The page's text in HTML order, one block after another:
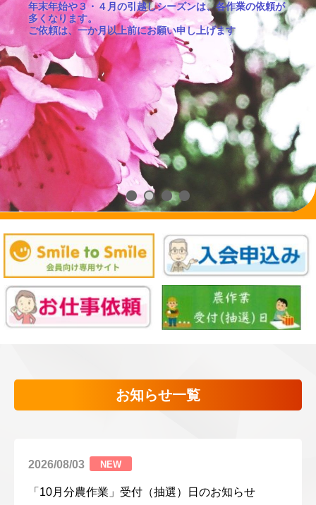
年末年始や３・４月の引越しシーズンは、各作業の依頼が
多くなります。
ご依頼は、一か月以上前にお願い申し上げます
お知らせ一覧
2026/08/03 NEW
「10月分農作業」受付（抽選）日のお知らせ